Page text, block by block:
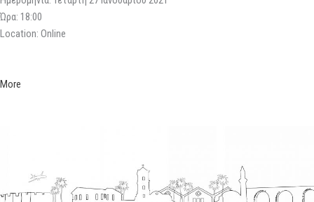
Ώρα: 18:00
Location: Online
More